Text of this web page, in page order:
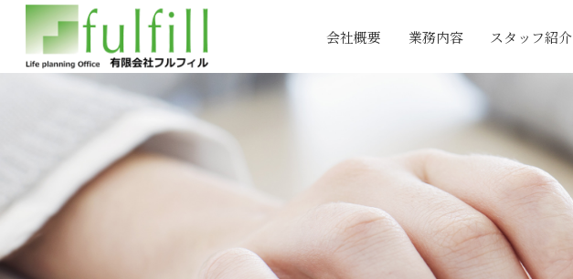
会社概要 業務内容 スタッフ紹介